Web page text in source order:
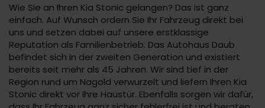
Wie Sie an Ihren Kia Stonic gelangen? Das ist ganz
einfach. Auf Wunsch ordern Sie Ihr Fahrzeug direkt bei
uns und setzen dabei auf unsere erstklassige
Reputation als Familienbetrieb. Das Autohaus Daub
befindet sich in der zweiten Generation und existiert
bereits seit mehr als 45 Jahren. Wir sind tief in der
Region rund um Nagold verwurzelt und liefern Ihren Kia
Stonic direkt vor Ihre Haustür. Ebenfalls sorgen wir dafür,